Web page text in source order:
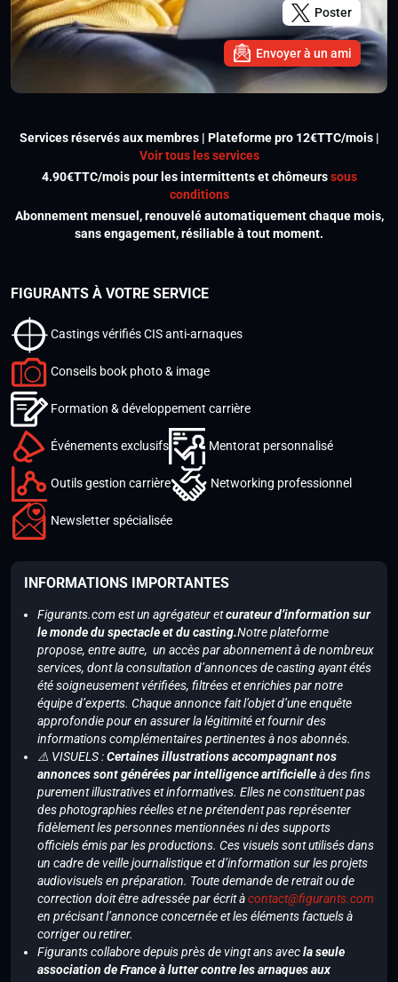
Poster
Envoyer à un ami
Services réservés aux membres | Plateforme pro 12€TTC/mois |
Voir tous les services
4.90€TTC/mois pour les intermittents et chômeurssous
conditions
Abonnement mensuel, renouvelé automatiquement chaque mois,
sans engagement, résiliable à tout moment.
FIGURANTS À VOTRE SERVICE
Castings vérifiés CIS anti-arnaques
Conseils book photo & image
Formation & développement carrière
Événements exclusifs Mentorat personnalisé
Outils gestion carrière Networking professionnel
Newsletter spécialisée
INFORMATIONS IMPORTANTES
Figurants.com est un agrégateur etcurateur d’information sur
le monde du spectacle et du casting.Notre plateforme
propose, entre autre, un accès par abonnement à de nombreux
services, dont la consultation d’annonces de casting ayant étés
été soigneusement vérifiées, filtrées et enrichies par notre
équipe d’experts. Chaque annonce fait l’objet d’une enquête
approfondie pour en assurer la légitimité et fournir des
informations complémentaires pertinentes à nos abonnés.
⚠️ VISUELS :Certaines illustrations accompagnant nos
annonces sont générées par intelligence artificielleà des fins
purement illustratives et informatives. Elles ne constituent pas
des photographies réelles et ne prétendent pas représenter
fidèlement les personnes mentionnées ni des supports
officiels émis par les productions. Ces visuels sont utilisés dans
un cadre de veille journalistique et d’information sur les projets
audiovisuels en préparation. Toute demande de retrait ou de
correction doit être adressée par écrit àcontact@figurants.com
en précisant l’annonce concernée et les éléments factuels à
corriger ou retirer.
Figurants collabore depuis près de vingt ans avecla seule
association de France à lutter contre les arnaques aux